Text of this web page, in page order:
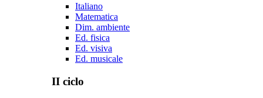
Italiano
Matematica
Dim. ambiente
Ed. fisica
Ed. visiva
Ed. musicale
II ciclo